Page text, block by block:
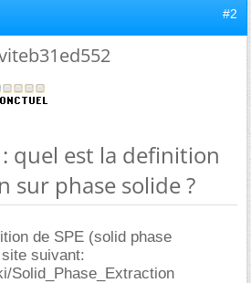
#2
quel est la definition
sur phase solide ?
de SPE (solid phase
suivant:
Solid_Phase_Extraction